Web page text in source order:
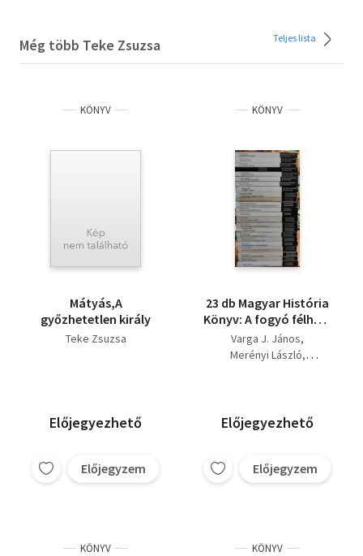
Még több Teke Zsuzsa Teljes lista
KÖNYV
Mátyás,A
győzhetetlen király
Teke Zsuzsa
Előjegyezhető
Előjegyzem
KÖNYV
23 db Magyar História
Könyv: A fogyó félhold
árnyékában, Boldog
békeidők.., Hunyadi
Magyarország a 12.
században, A magyar
Iparosodás
agrárországban, A
Varga J. János
Merényi László
Kövér György
Kisfaludy Katalin
Ifj. Barta János
Somogyi Éva
Előjegyezhető
Előjegyzem
KÖNYV KÖNYV